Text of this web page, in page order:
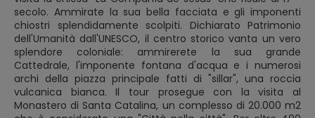
secolo. Ammirate la sua bella facciata e gli imponenti
chiostri splendidamente scolpiti. Dichiarato Patrimonio
dell'Umanità dall'UNESCO, il centro storico vanta un vero
splendore coloniale: ammirerete la sua grande
Cattedrale, l'imponente fontana d'acqua e i numerosi
archi della piazza principale fatti di "sillar", una roccia
vulcanica bianca. Il tour prosegue con la visita al
Monastero di Santa Catalina, un complesso di 20.000 m2